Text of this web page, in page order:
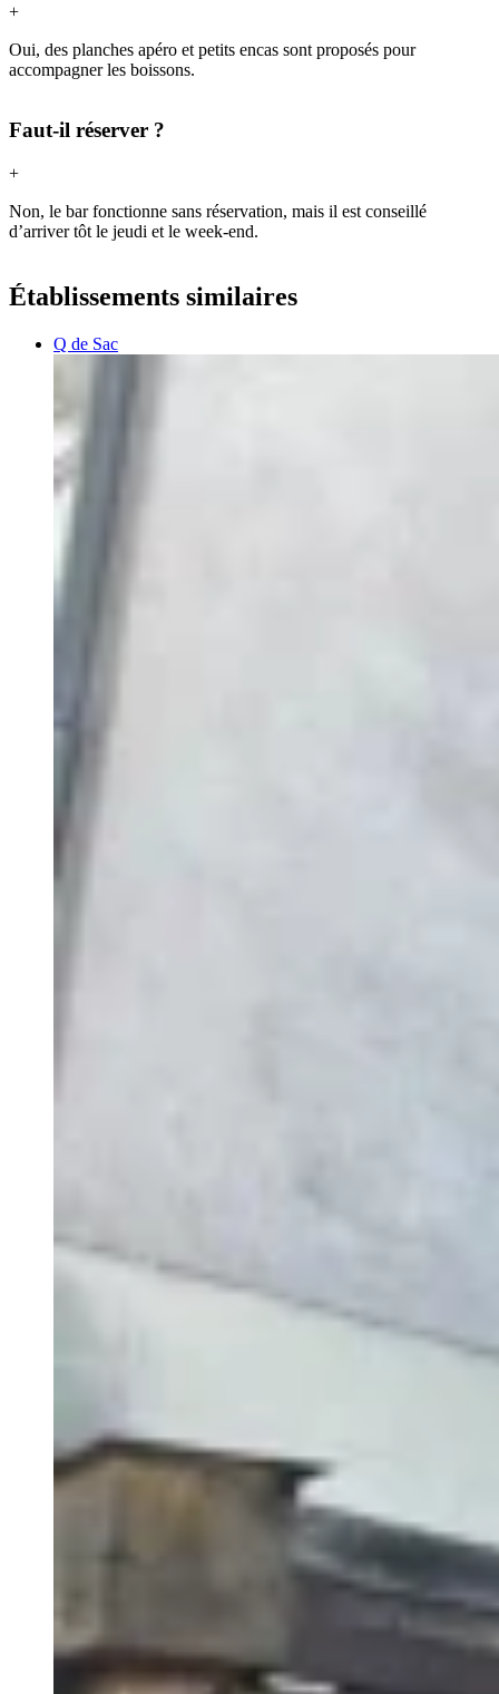
+
Oui, des planches apéro et petits encas sont proposés pour
accompagner les boissons.
Faut-il réserver ?
+
Non, le bar fonctionne sans réservation, mais il est conseillé
d’arriver tôt le jeudi et le week-end.
Établissements similaires
Q de Sac